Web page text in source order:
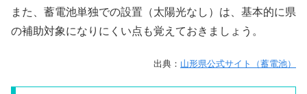
また、蓄電池単独での設置（太陽光なし）は、基本的に県
の補助対象になりにくい点も覚えておきましょう。
出典： 山形県公式サイト（蓄電池）